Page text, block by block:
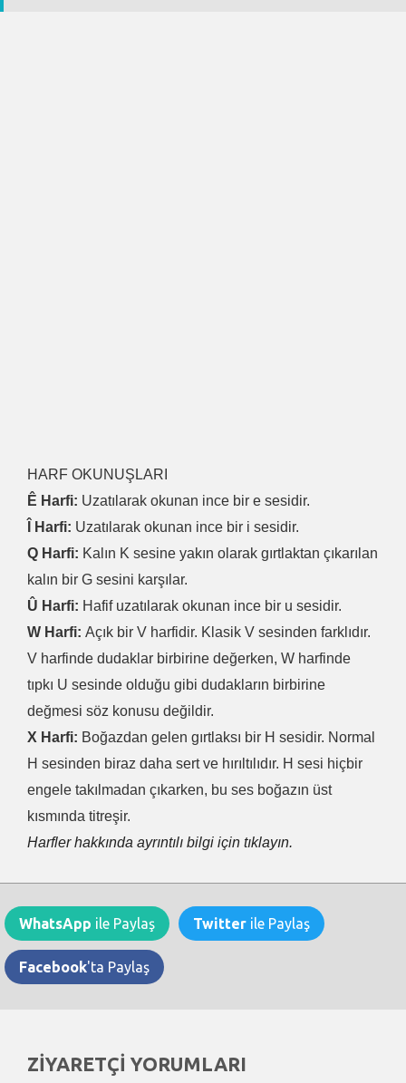
HARF OKUNUŞLARI
Ê Harfi: Uzatılarak okunan ince bir e sesidir.
Î Harfi: Uzatılarak okunan ince bir i sesidir.
Q Harfi: Kalın K sesine yakın olarak gırtlaktan çıkarılan
kalın bir G sesini karşılar.
Û Harfi: Hafif uzatılarak okunan ince bir u sesidir.
W Harfi: Açık bir V harfidir. Klasik V sesinden farklıdır.
V harfinde dudaklar birbirine değerken, W harfinde
tıpkı U sesinde olduğu gibi dudakların birbirine
değmesi söz konusu değildir.
X Harfi: Boğazdan gelen gırtlaksı bir H sesidir. Normal
H sesinden biraz daha sert ve hırıltılıdır. H sesi hiçbir
engele takılmadan çıkarken, bu ses boğazın üst
kısmında titreşir.
Harfler hakkında ayrıntılı bilgi için tıklayın.
WhatsApp ile Paylaş Twitter ile Paylaş
Facebook'ta Paylaş
ZİYARETÇİ YORUMLARI